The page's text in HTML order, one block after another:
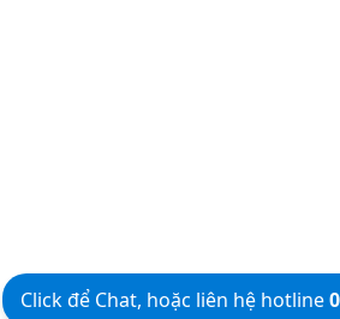
Click để Chat, hoặc liên hệ hotline